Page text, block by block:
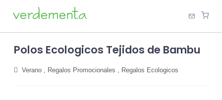
Polos Ecologicos Tejidos de Bambu
Verano Regalos Promocionales Regalos Ecologicos